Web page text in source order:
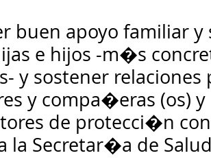
buen apoyo familiar y
e hijos -m�s
y sostener relaciones
y compa�eras (os)
de protecci�n
la Secretar�a de